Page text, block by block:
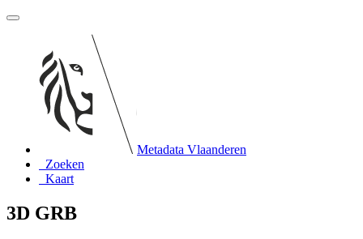
Metadata Vlaanderen
Zoeken
Kaart
3D GRB